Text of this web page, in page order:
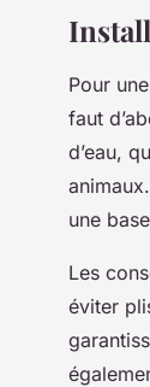
Pour
faut
d’eau,
une
Les
éviter